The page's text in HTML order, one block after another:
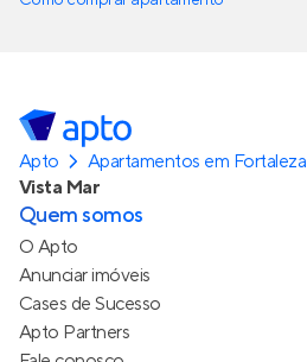
Apto Apartamentos em Fortaleza
Vista Mar
Quem somos
O Apto
Anunciar imóveis
Cases de Sucesso
Apto Partners